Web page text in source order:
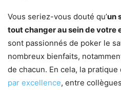
Vous seriez-vous douté qu’un
tout changer au sein de votre
sont passionnés de poker le
nombreux bienfaits,
de chacun. En cela, la pratique
par excellence, entre